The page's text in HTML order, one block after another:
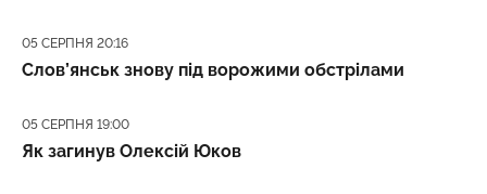
Дата публікації
05 СЕРПНЯ 20:16
Слов’янськ знову під ворожими обстрілами
Дата публікації
05 СЕРПНЯ 19:00
Як загинув Олексій Юков